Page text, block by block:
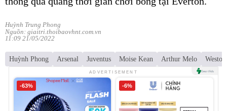
Huỳnh Trung Phong
Nguồn: giaitri.thoibaovhnt.com.vn
11:09 21/05/2022
Huỳnh Phong Arsenal Juventus Moise Kean Arthur Melo
ADVERTISEMENT
-63% -6%